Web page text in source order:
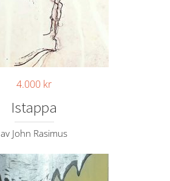
4.000 kr
Istappa
av John Rasimus